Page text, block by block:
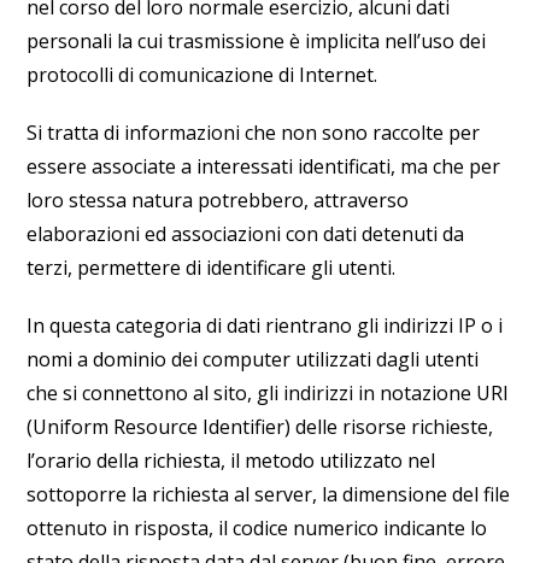
nel corso del loro normale esercizio, alcuni dati
personali la cui trasmissione è implicita nell’uso dei
protocolli di comunicazione di Internet.
Si tratta di informazioni che non sono raccolte per
essere associate a interessati identificati, ma che per
loro stessa natura potrebbero, attraverso
elaborazioni ed associazioni con dati detenuti da
terzi, permettere di identificare gli utenti.
In questa categoria di dati rientrano gli indirizzi IP o i
nomi a dominio dei computer utilizzati dagli utenti
che si connettono al sito, gli indirizzi in notazione URI
(Uniform Resource Identifier) delle risorse richieste,
l’orario della richiesta, il metodo utilizzato nel
sottoporre la richiesta al server, la dimensione del file
ottenuto in risposta, il codice numerico indicante lo